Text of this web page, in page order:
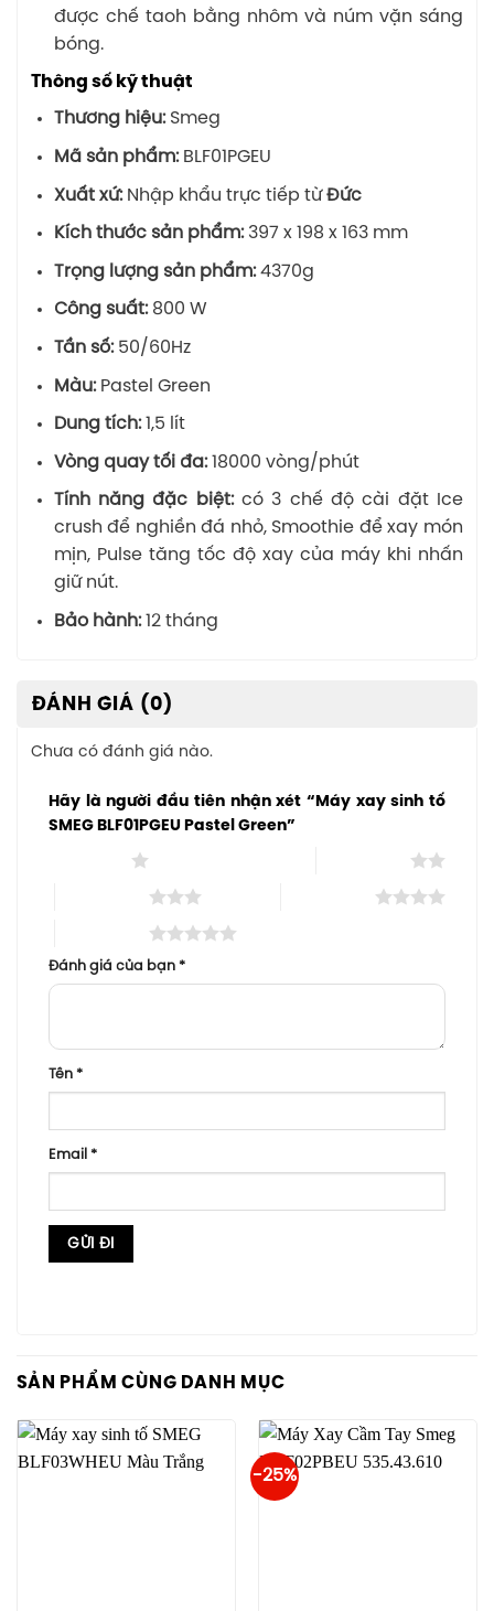
được chế taoh bằng nhôm và núm vặn sáng
bóng.
Thông số kỹ thuật
Thương hiệu: Smeg
Mã sản phẩm:BLF01PGEU
Xuất xứ:Nhập khẩu trực tiếp từĐức
Kích thước sản phẩm:397 x 198 x 163 mm
Trọng lượng sản phẩm:4370g
Công suất:800 W
Tần số: 50/60Hz
Màu:Pastel Green
Dung tích:1,5 lít
Vòng quay tối đa:18000 vòng/phút
Tính năng đặc biệt:có 3 chế độ cài đặt Ice
crush để nghiền đá nhỏ, Smoothie để xay món
mịn, Pulse tăng tốc độ xay của máy khi nhấn
giữ nút.
Bảo hành:12 tháng
ĐÁNH GIÁ (0)
Chưa có đánh giá nào.
Hãy là người đầu tiên nhận xét “Máy xay sinh tố
SMEG BLF01PGEU Pastel Green”
Đánh giá của bạn *
Tên *
Email *
SẢN PHẨM CÙNG DANH MỤC
-25%